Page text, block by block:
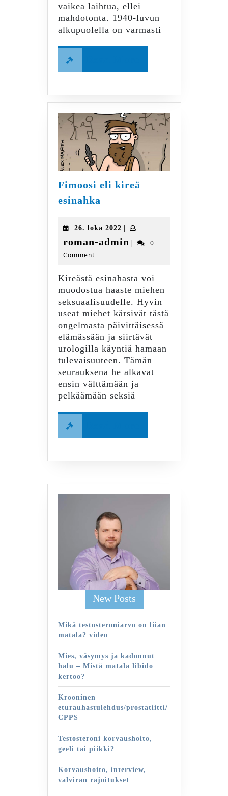
vaikea laihtua, ellei
mahdotonta. 1940-luvun
alkupuolella on varmasti
More
Fimoosi eli kireä
esinahka
kireä
esinahka
26. loka 202226.
loka
roman-admin roman-
0
Comment
Kireästä esinahasta voi
muodostua haaste miehen
seksuaalisuudelle. Hyvin
useat miehet kärsivät tästä
ongelmasta päivittäisessä
elämässään ja siirtävät
urologilla käyntiä hamaan
tulevaisuuteen. Tämän
seurauksena he alkavat
ensin välttämään ja
pelkäämään seksiä
More
New Posts
Mikä testosteroniarvo on liian
matala? video
Mies, väsymys ja kadonnut
halu – Mistä matala libido
kertoo?
Krooninen
eturauhastulehdus/prostatiitti/
CPPS
Testosteroni korvaushoito,
geeli tai piikki?
Korvaushoito, interview,
valviran rajoitukset